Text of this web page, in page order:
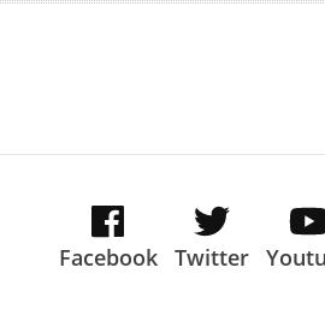
Facebook Twitter